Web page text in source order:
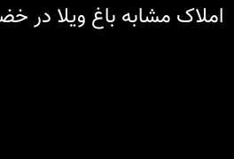
املاک مشابه باغ ویلا در